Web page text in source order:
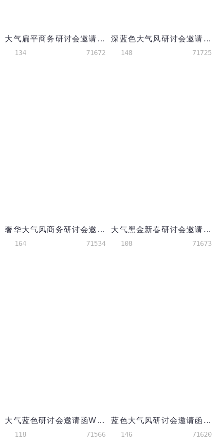
大气扁平商务研讨会邀请函Word模板
134 71672
深蓝色大气风研讨会邀请函word模板
148 71725
奢华大气风商务研讨会邀请函word模板
164 71534
大气黑金新春研讨会邀请函word模板
108 71673
大气蓝色研讨会邀请函Word模板
118 71566
蓝色大气风研讨会邀请函word模板
146 71620